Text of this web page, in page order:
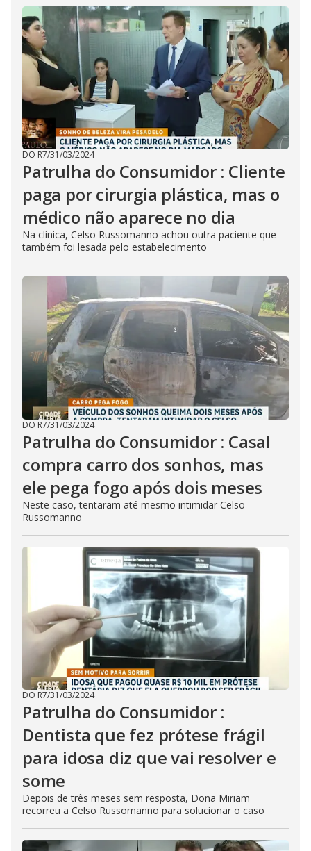
DO R7/31/03/2024
Patrulha do Consumidor : Cliente
paga por cirurgia plástica, mas o
médico não aparece no dia
Na clínica, Celso Russomanno achou outra paciente que
também foi lesada pelo estabelecimento
DO R7/31/03/2024
Patrulha do Consumidor : Casal
compra carro dos sonhos, mas
ele pega fogo após dois meses
Neste caso, tentaram até mesmo intimidar Celso
Russomanno
DO R7/31/03/2024
Patrulha do Consumidor :
Dentista que fez prótese frágil
para idosa diz que vai resolver e
some
Depois de três meses sem resposta, Dona Miriam
recorreu a Celso Russomanno para solucionar o caso